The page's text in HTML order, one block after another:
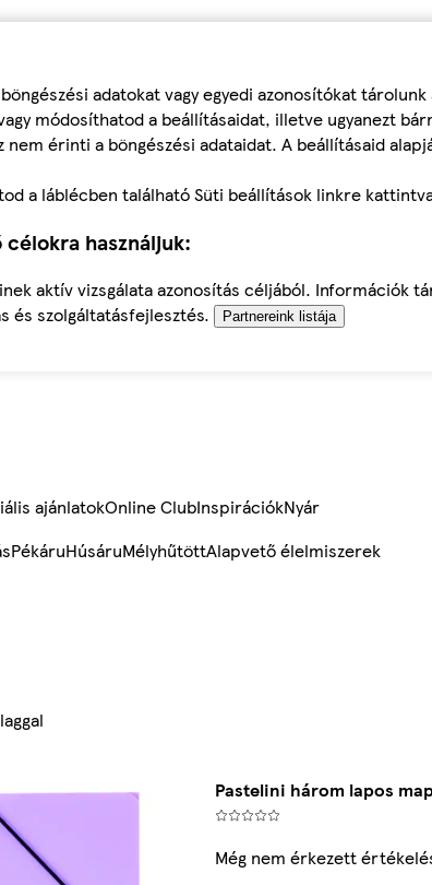
adatokat vagy egyedi azonosítókat
módosíthatod a beállításaidat, illetve ugyanezt
érinti a böngészési adataidat. A beállításaid
a láblécben található Süti beállítások linkre
használjuk:
aktív vizsgálata azonosítás céljából.
és szolgáltatásfejlesztés.
Partnereink listája
ajánlatokOnline ClubInspirációkNyár
PékáruHúsáruMélyhűtöttAlapvető élelmiszerek
Pastelini három lapos
Még nem érkezett